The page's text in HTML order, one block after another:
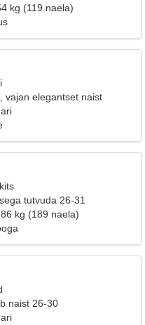
kg (119 naela)
vajan elegantset naist
tutvuda 26-31
kg (189 naela)
naist 26-30